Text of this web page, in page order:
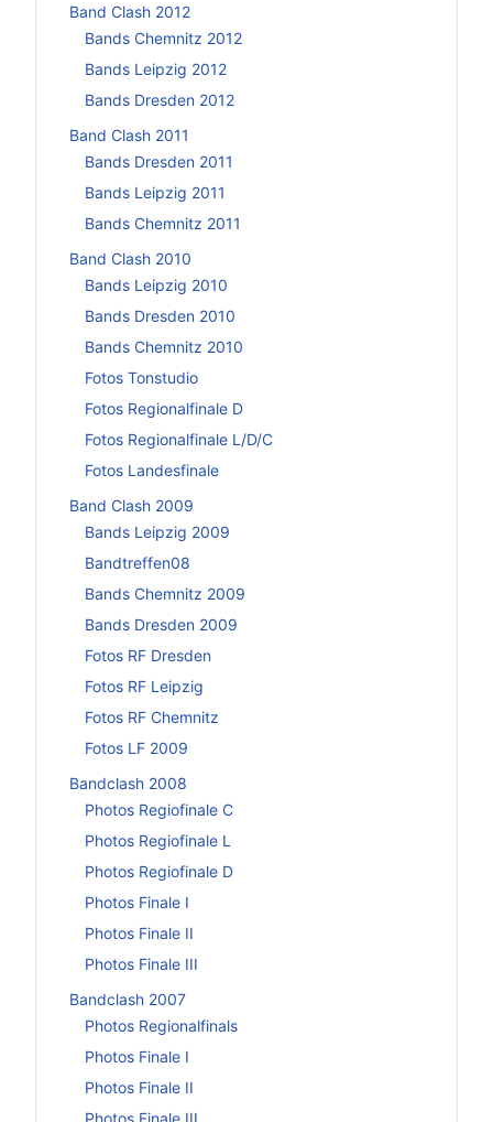
Band Clash 2012
Bands Chemnitz 2012
Bands Leipzig 2012
Bands Dresden 2012
Band Clash 2011
Bands Dresden 2011
Bands Leipzig 2011
Bands Chemnitz 2011
Band Clash 2010
Bands Leipzig 2010
Bands Dresden 2010
Bands Chemnitz 2010
Fotos Tonstudio
Fotos Regionalfinale D
Fotos Regionalfinale L/D/C
Fotos Landesfinale
Band Clash 2009
Bands Leipzig 2009
Bandtreffen08
Bands Chemnitz 2009
Bands Dresden 2009
Fotos RF Dresden
Fotos RF Leipzig
Fotos RF Chemnitz
Fotos LF 2009
Bandclash 2008
Photos Regiofinale C
Photos Regiofinale L
Photos Regiofinale D
Photos Finale I
Photos Finale II
Photos Finale III
Bandclash 2007
Photos Regionalfinals
Photos Finale I
Photos Finale II